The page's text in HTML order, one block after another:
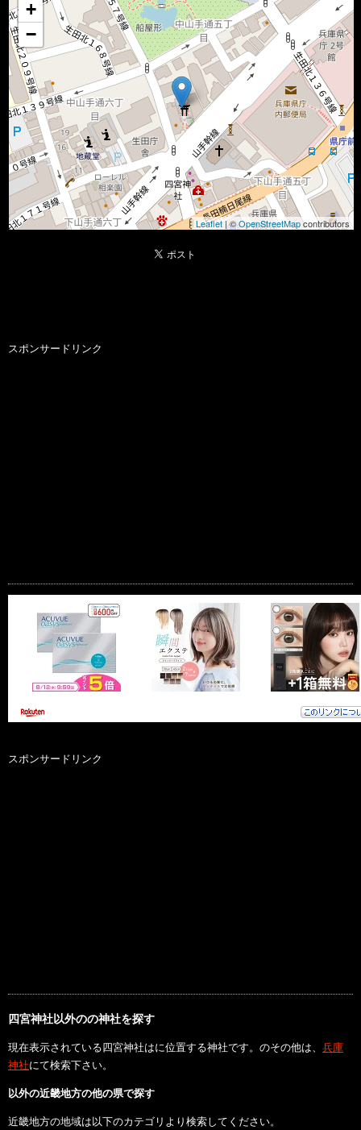
+
−
Leaflet| ©OpenStreetMapcontributors
スポンサードリンク
スポンサードリンク
四宮神社以外のの神社を探す
現在表示されている四宮神社はに位置する神社です。のその他は、 兵庫
神社にて検索下さい。
以外の近畿地方の他の県で探す
近畿地方の地域は以下のカテゴリより検索してください。